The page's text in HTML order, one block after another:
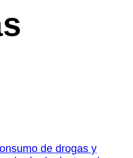
de drogas y